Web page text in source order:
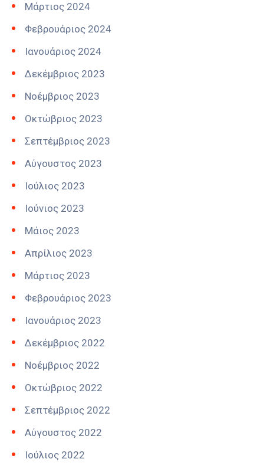
Μάρτιος 2024
Φεβρουάριος 2024
Ιανουάριος 2024
Δεκέμβριος 2023
Νοέμβριος 2023
Οκτώβριος 2023
Σεπτέμβριος 2023
Αύγουστος 2023
Ιούλιος 2023
Ιούνιος 2023
Μάιος 2023
Απρίλιος 2023
Μάρτιος 2023
Φεβρουάριος 2023
Ιανουάριος 2023
Δεκέμβριος 2022
Νοέμβριος 2022
Οκτώβριος 2022
Σεπτέμβριος 2022
Αύγουστος 2022
Ιούλιος 2022